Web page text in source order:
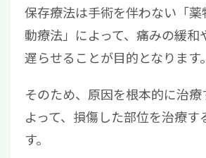
保存療法は手術を伴わない「
動療法」によって、痛みの緩和
遅らせることが目的となります。
そのため、原因を根本的に治
よって、損傷した部位を治療す
す。